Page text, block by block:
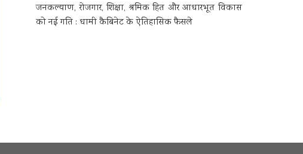
जनकल्याण, रोजगार, शिक्षा, श्रमिक हित और आधारभूत विकास
को नई गति : धामी कैबिनेट के ऐतिहासिक फैसले